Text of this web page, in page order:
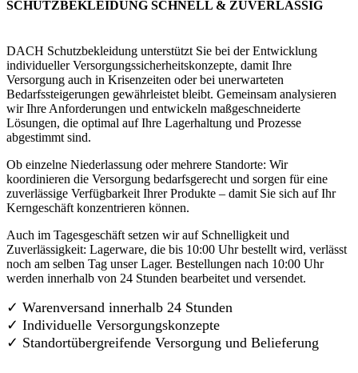
SCHUTZBEKLEIDUNG SCHNELL & ZUVERLÄSSIG
DACH Schutzbekleidung unterstützt Sie bei der Entwicklung
individueller Versorgungssicherheitskonzepte, damit Ihre
Versorgung auch in Krisenzeiten oder bei unerwarteten
Bedarfssteigerungen gewährleistet bleibt. Gemeinsam analysieren
wir Ihre Anforderungen und entwickeln maßgeschneiderte
Lösungen, die optimal auf Ihre Lagerhaltung und Prozesse
abgestimmt sind.
Ob einzelne Niederlassung oder mehrere Standorte: Wir
koordinieren die Versorgung bedarfsgerecht und sorgen für eine
zuverlässige Verfügbarkeit Ihrer Produkte – damit Sie sich auf Ihr
Kerngeschäft konzentrieren können.
Auch im Tagesgeschäft setzen wir auf Schnelligkeit und
Zuverlässigkeit: Lagerware, die bis 10:00 Uhr bestellt wird, verlässt
noch am selben Tag unser Lager. Bestellungen nach 10:00 Uhr
werden innerhalb von 24 Stunden bearbeitet und versendet.
✓ Warenversand innerhalb 24 Stunden
✓ Individuelle Versorgungskonzepte
✓ Standortübergreifende Versorgung und Belieferung